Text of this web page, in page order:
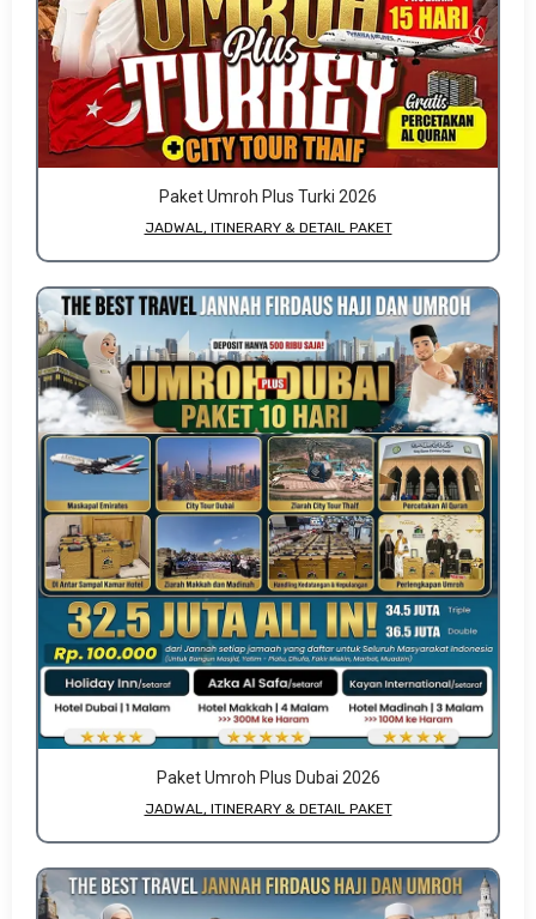
Paket Umroh Plus Turki 2026
JADWAL, ITINERARY & DETAIL PAKET
Paket Umroh Plus Dubai 2026
JADWAL, ITINERARY & DETAIL PAKET